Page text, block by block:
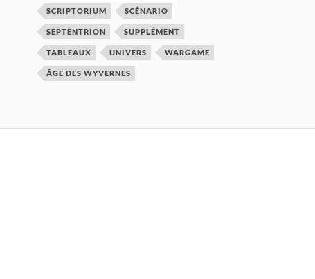
SCRIPTORIUM SCÉNARIO
SEPTENTRION SUPPLÉMENT
TABLEAUX UNIVERS WARGAME
ÂGE DES WYVERNES